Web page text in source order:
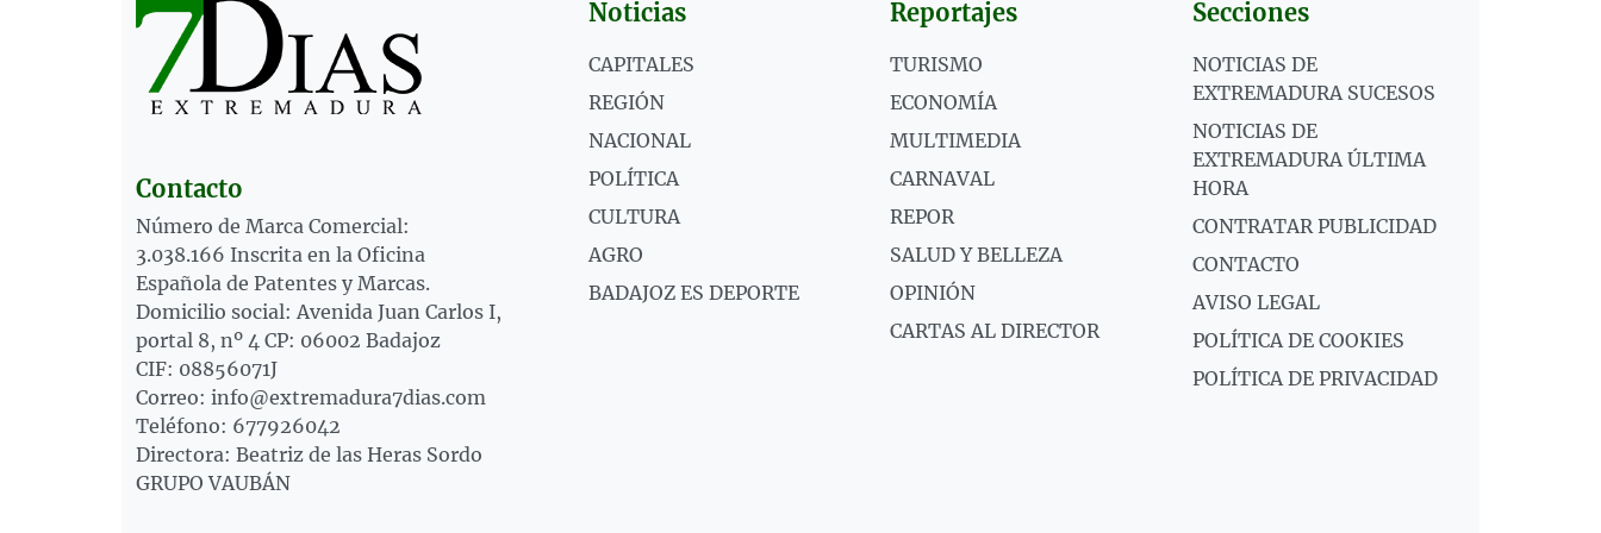
Contacto
Número de Marca Comercial:
3.038.166 Inscrita en la Oficina
Española de Patentes y Marcas.
Domicilio social: Avenida Juan Carlos I,
portal 8, nº 4 CP: 06002 Badajoz
CIF: 08856071J
Correo: info@extremadura7dias.com
Teléfono: 677926042
Directora: Beatriz de las Heras Sordo
GRUPO VAUBÁN
Noticias
CAPITALES
REGIÓN
NACIONAL
POLÍTICA
CULTURA
AGRO
BADAJOZ ES DEPORTE
Reportajes
TURISMO
ECONOMÍA
MULTIMEDIA
CARNAVAL
REPOR
SALUD Y BELLEZA
OPINIÓN
CARTAS AL DIRECTOR
Secciones
NOTICIAS DE
EXTREMADURA SUCESOS
NOTICIAS DE
EXTREMADURA ÚLTIMA
HORA
CONTRATAR PUBLICIDAD
CONTACTO
AVISO LEGAL
POLÍTICA DE COOKIES
POLÍTICA DE PRIVACIDAD